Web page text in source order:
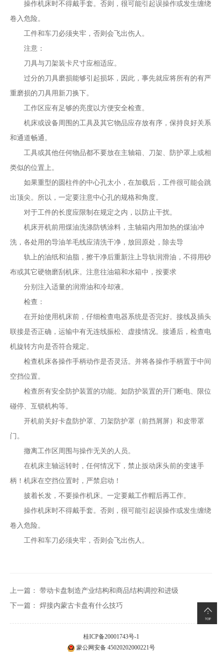
操作机床时不得戴手套。否则，很可能引起误操作或发生缠绕
卷入危险。
工件和车刀必须夹牢，否则会飞出伤人。
注意：
刀具与刀架装卡尺寸应相适应。
过分的刀具磨损能够引起损坏，因此，事先就应将所有的有严
重磨损的刀具用新刀换下。
工作区应有足够的亮度以方便安全检查。
机床或设备周围的工具及其它物品应存放有序，保持良好关系
和通道畅通。
工具或其他任何物品都不要放在主轴箱、刀架、防护罩上或相
类似的位置上。
如果重型的圆柱件的中心孔太小，在加载后，工件很可能会跳
出顶尖。所以，一定要注意中心孔的规格和角度。
对于工件的长度应限制在规定之内，以防止干扰。
机床开机前用煤油洗涤防锈涂料，主轴箱内用加热的煤油冲
洗，各处用的导油羊毛线应清洗干净，放回原处，除去导
轨上的油纸和油脂，擦干净后重新注上导轨润滑油，不得用砂
布或其它硬物磨刮机床。注意往油箱和水箱中，按要求
分别注入适量的润滑油和冷却液。
检查：
在开始使用机床前，仔细检查电器系统是否完好。接线及插头
联接是否正确，运输中有无连线振松、虚接情况。接通后，检查电
机旋转方向是否符合规定。
检查机床各操作手柄动作是否灵活。并将各操作手柄置于中间
空挡位置。
检查所有安全防护装置的功能。如防护装置的开门断电、限位
碰停、互锁机构等。
开机前关好卡盘防护罩、刀架防护罩（前挡屑屏）和皮带罩
门。
撤离工作区周围与操作无关的人员。
在机床主轴运转时，任何情况下，禁止扳动床头前的变速手
柄！机床在空挡位置时，严禁启动！
披着长发，不要操作机床。一定要戴工作帽后再工作。
操作机床时不得戴手套。否则，很可能引起误操作或发生缠绕
卷入危险。
工件和车刀必须夹牢，否则会飞出伤人。
上一篇： 带动卡盘制造产业结构和商品结构调控和进级
下一篇： 焊接内蒙古卡盘有什么技巧
桂ICP备20001743号-1
蒙公网安备 45020202000221号